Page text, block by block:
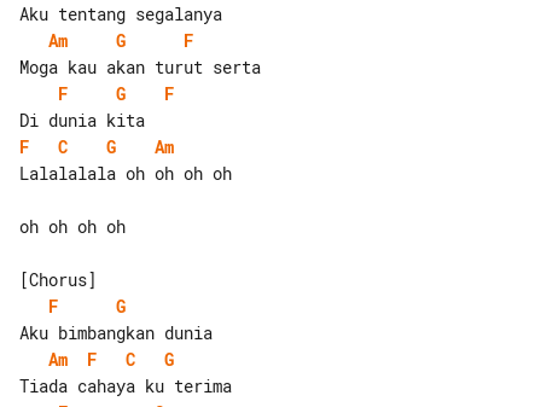
Am
G
F
F
G
F
F
C G
Am
Lalalalala oh oh oh oh
oh oh oh oh
F
G
Am
F C
G